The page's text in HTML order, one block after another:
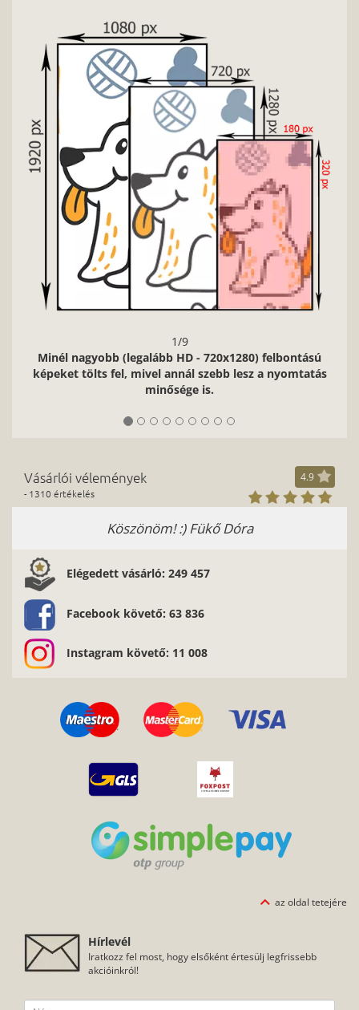
1/9
Minél nagyobb (legalább HD - 720x1280) felbontású
képeket tölts fel, mivel annál szebb lesz a nyomtatás
minősége is.
Vásárlói vélemények
- 1310 értékelés
4.9
Köszönöm! :) Fükő Dóra
Elégedett vásárló: 249 457
Facebook követő: 63 836
Instagram követő: 11 008
az oldal tetejére
Hírlevél
Iratkozz fel most, hogy elsőként értesülj legfrissebb
akcióinkról!